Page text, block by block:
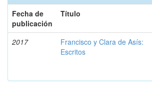
Fecha de
publicación
Título
2017
Francisco y Clara de Asís:
Escritos